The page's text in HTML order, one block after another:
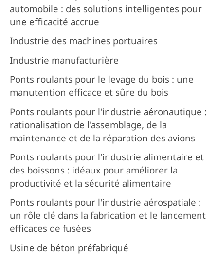
automobile : des solutions intelligentes pour
une efficacité accrue
Industrie des machines portuaires
Industrie manufacturière
Ponts roulants pour le levage du bois : une
manutention efficace et sûre du bois
Ponts roulants pour l'industrie aéronautique :
rationalisation de l'assemblage, de la
maintenance et de la réparation des avions
Ponts roulants pour l'industrie alimentaire et
des boissons : idéaux pour améliorer la
productivité et la sécurité alimentaire
Ponts roulants pour l'industrie aérospatiale :
un rôle clé dans la fabrication et le lancement
efficaces de fusées
Usine de béton préfabriqué